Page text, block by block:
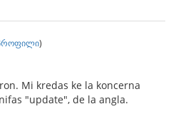
)
Mi kredas ke la koncerna
"update", de la angla.